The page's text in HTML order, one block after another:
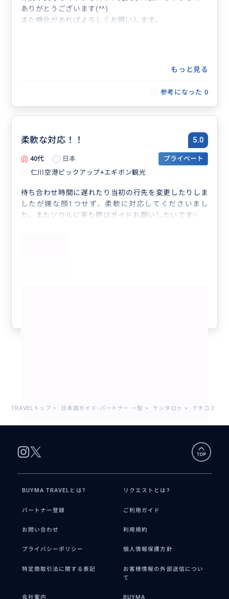
ありがとうございます(^^)
また機会があればよろしくお願いします。
もっと見る
参考になった 0
柔軟な対応！！ 5.0
40代 日本
プライベート
仁川空港ピックアップ+エギボン観光
待ち合わせ時間に遅れたり当初の行先を変更したりしま
したが嫌な顔1つせず、柔軟に対応してくださいまし
た。またソウルに来た際はガイドお願いしたいです✨
TRAVELトップ > 日本語ガイド･パートナー 一覧 > ケンタロゥ > クチコミ
BUYMA TRAVELとは? リクエストとは?
パートナー登録 ご利用ガイド
お問い合わせ 利用規約
プライバシーポリシー 個人情報保護方針
特定商取引法に関する表記
お客様情報の外部送信につい
て
会社案内 BUYMA